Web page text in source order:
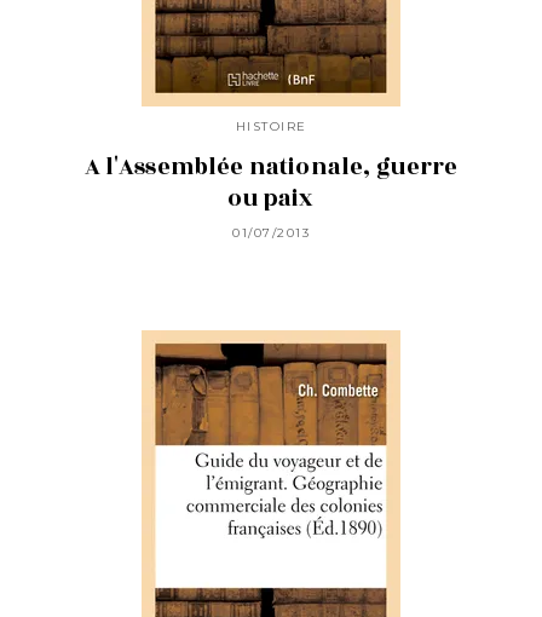
HISTOIRE
A l'Assemblée nationale, guerre
ou paix
01/07/2013